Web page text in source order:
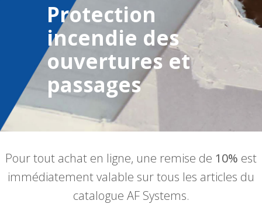
Protection
incendie des
ouvertures et
passages
Pour tout achat en ligne, une remise de 10% est
immédiatement valable sur tous les articles du
catalogue AF Systems.